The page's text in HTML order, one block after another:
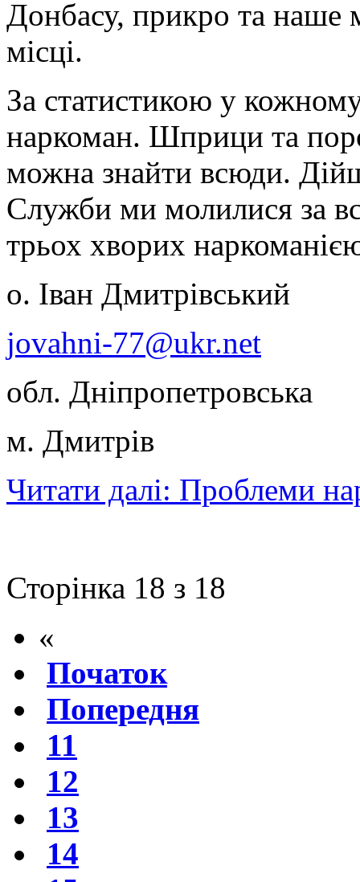
Донбасу, прикро та наше
місці.
За статистикою у
наркоман. Шприци та
можна знайти всюди.
Служби ми молилися за
трьох хворих
о. Іван Дмитрівський
jovahni-77@ukr.net
обл. Дніпропетровська
м. Дмитрів
Читати далі: Проблеми
Сторінка 18 з 18
«
Початок
Попередня
11
12
13
14